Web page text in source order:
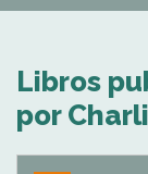
Libros
por